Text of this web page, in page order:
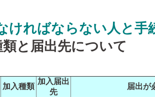
ければならない人と手
と届出先について
加入種類
加入届出
先
届出が